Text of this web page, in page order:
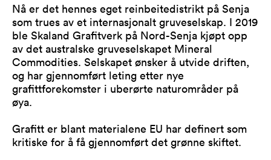
Nå er det hennes eget reinbeitedistrikt på Senja
som trues av et internasjonalt gruveselskap. I 2019
ble Skaland Grafitverk på Nord-Senja kjøpt opp
av det australske gruveselskapet Mineral
Commodities. Selskapet ønsker å utvide driften,
og har gjennomført leting etter nye
grafittforekomster i uberørte naturområder på
øya.
Grafitt er blant materialene EU har definert som
kritiske for å få gjennomført det grønne skiftet.